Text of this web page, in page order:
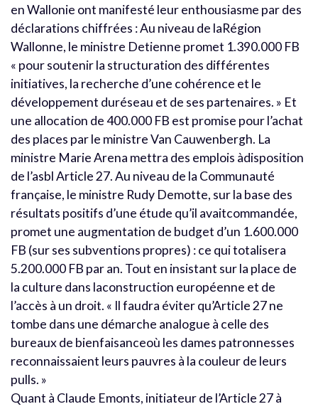
en Wallonie ont manifesté leur enthousiasme par des
déclarations chiffrées : Au niveau de laRégion
Wallonne, le ministre Detienne promet 1.390.000 FB
« pour soutenir la structuration des différentes
initiatives, la recherche d’une cohérence et le
développement duréseau et de ses partenaires. » Et
une allocation de 400.000 FB est promise pour l’achat
des places par le ministre Van Cauwenbergh. La
ministre Marie Arena mettra des emplois àdisposition
de l’asbl Article 27. Au niveau de la Communauté
française, le ministre Rudy Demotte, sur la base des
résultats positifs d’une étude qu’il avaitcommandée,
promet une augmentation de budget d’un 1.600.000
FB (sur ses subventions propres) : ce qui totalisera
5.200.000 FB par an. Tout en insistant sur la place de
la culture dans laconstruction européenne et de
l’accès à un droit. « Il faudra éviter qu’Article 27 ne
tombe dans une démarche analogue à celle des
bureaux de bienfaisanceoù les dames patronnesses
reconnaissaient leurs pauvres à la couleur de leurs
pulls. »
Quant à Claude Emonts, initiateur de l’Article 27 à